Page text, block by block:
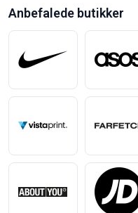
Anbefalede butikker